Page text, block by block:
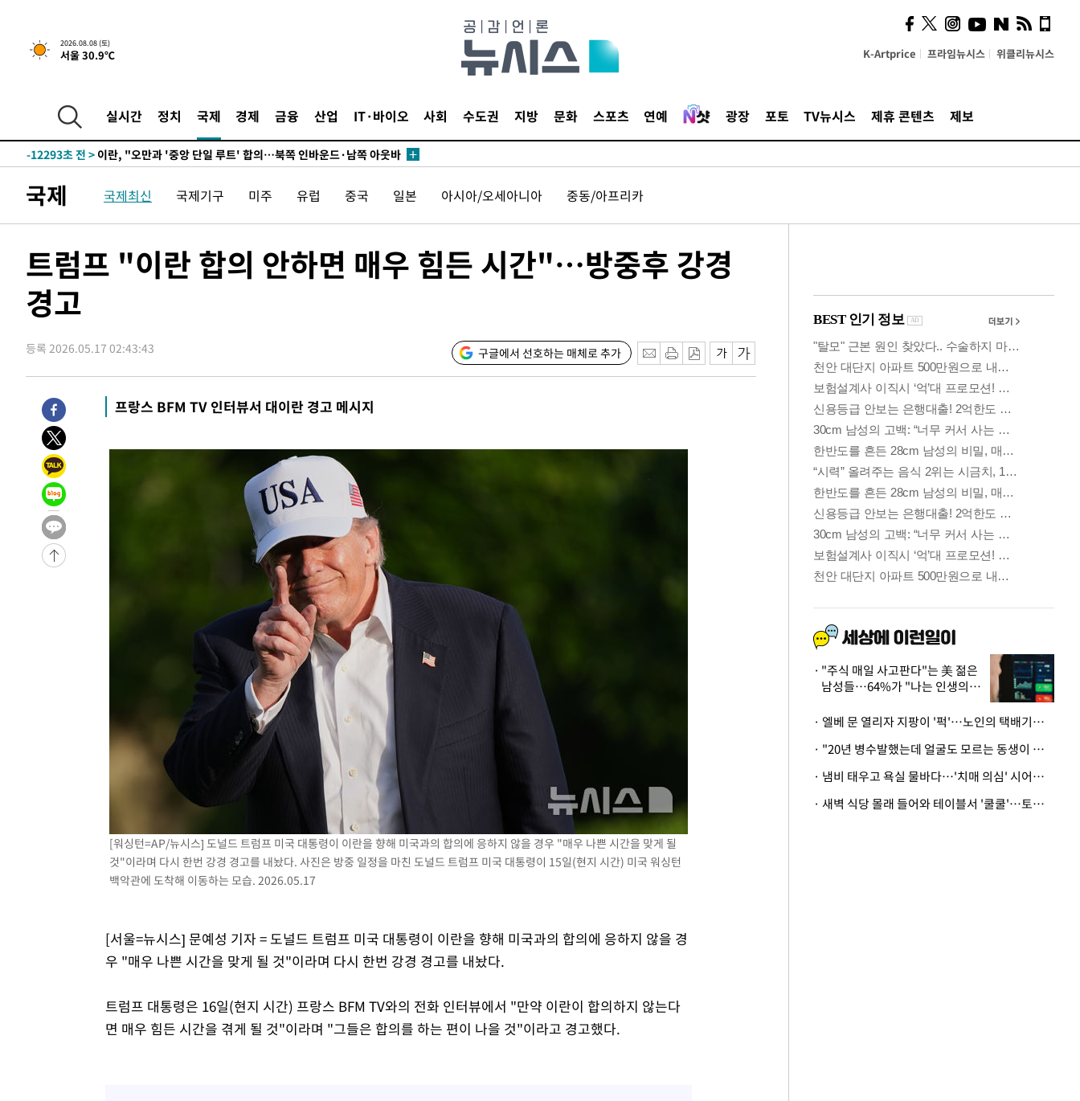
2026.08.08 (토)
서울 30.9℃ K-Artprice 프라임뉴시스 위클리뉴시스
실시간 정치 국제 경제 금융 산업 IT·바이오 사회 수도권 지방 문화 스포츠 연예 광장 포토 TV뉴시스 제휴 콘텐츠 제보
후임
-20758초 전 >이강인, 폭염 속 AT마드리드 첫 훈련…80명 식사 대접까지(종합)
-17897초 전 > 미 사업체 일자리, 7월에 2.3만개 순감하고 그 전 2개월 10.3만개
-13208초 전 >
[속보]이 대통령 "부동산 공급 기존 사고방식 매달리지 말고 과감히
-12293초 전 >
운드는 임시"
-3861초 전 > "낮 기온 소폭 하락"…수도권 폭염중대경보, 폭염경보로 하향
포
-3788초 전 > [단독]중수청 지원 검사들, 정원 초과 시 낮은 계급 임용…희망지 못
갈 수도
-1759초 전 >낮 최고 37도 찜통더위…곳곳 소나기·강원 많은 비[내일날씨]
51분 전 >여자배구 이재영·이다영 자매, 아제르바이잔 투란VC 입단
1시간 전 >외국인 심판 성 접대 7경기 들여다보니…한국 축구 '5승 2무'
1시간 전 >[속보]코스닥, 2.86포인트(0.36%) 내린 798.81마감
1시간 전 >[속보]원·달러 환율, 7.7원 내린 1416.1원 마감
1시간 전 >[속보] 노원서 40.1도 관측…서울, 2018년 이후 첫 40도
1시간 전 >
[속보]종합특검, '계엄 수용공간 확보' 신용해 前교정본부장 기소
2시간 전 >
2시간 전 >
11시간 압수수색에 성접대 파문까지…'쑥대밭' 된 축구협회
2시간 전 >
[속보]규제합리화위원회 부위원장에 김태유 서울대 공대 교수…이병태
후임
-20758초 전 >
이강인, 폭염 속 AT마드리드 첫 훈련…80명 식사 대접까지(종합)
-17897초 전 >
미 사업체 일자리, 7월에 2.3만개 순감하고 그 전 2개월 10.3만개
하향수정 (2보)
-17345초 전 >
[속보] 미 사업체, 일자리 7월에 2.3만 개 줄어…실업률은 4.1%로
-13208초 전 >
[속보]이 대통령 "부동산 공급 기존 사고방식 매달리지 말고 과감히
이란, "오만과 '중앙 단일 루트' 합의…북쪽 인바운드·남쪽 아웃바
"낮 기온 소폭 하락"…수도권 폭염중대경보, 폭염경보로 하향
[속보]이 대통령, '호우피해' 안동·의성 관할 4개 면 특별재난지역 선
[단독]중수청 지원 검사들, 정원 초과 시 낮은 계급 임용…희망지 못
낮 최고 37도 찜통더위…곳곳 소나기·강원 많은 비[내일날씨]
SK하이닉스, 용인·청주 팹에 54조 투자…"AI 메모리 수요 선제 대응"
여자배구 이재영·이다영 자매, 아제르바이잔 투란VC 입단
외국인 심판 성 접대 7경기 들여다보니…한국 축구 '5승 2무'
[속보]코스닥, 2.86포인트(0.36%) 내린 798.81마감
[속보]코스피, 6200선 약보합…0.60% 내린 6258.77에 마쳐
[속보]원·달러 환율, 7.7원 내린 1416.1원 마감
[속보] 노원서 40.1도 관측…서울, 2018년 이후 첫 40도
[속보]종합특검, '계엄 수용공간 확보' 신용해 前교정본부장 기소
외신들도 주목한 韓축구 파문…"국민적 공분에 수사 재개"
국제 국제최신 국제기구 미주 유럽 중국 일본 아시아/오세아니아 중동/아프리카
트럼프 "이란 합의 안하면 매우 힘든 시간"…방중후 강경
경고
등록 2026.05.17 02:43:43 구글에서 선호하는 매체로 추가
프랑스 BFM TV 인터뷰서 대이란 경고 메시지
[워싱턴=AP/뉴시스] 도널드 트럼프 미국 대통령이 이란을 향해 미국과의 합의에 응하지 않을 경우 "매우 나쁜 시간을 맞게 될
것"이라며 다시 한번 강경 경고를 내놨다. 사진은 방중 일정을 마친 도널드 트럼프 미국 대통령이 15일(현지 시간) 미국 워싱턴
백악관에 도착해 이동하는 모습. 2026.05.17
[서울=뉴시스] 문예성 기자 = 도널드 트럼프 미국 대통령이 이란을 향해 미국과의 합의에 응하지 않을 경
우 "매우 나쁜 시간을 맞게 될 것"이라며 다시 한번 강경 경고를 내놨다.
트럼프 대통령은 16일(현지 시간) 프랑스 BFM TV와의 전화 인터뷰에서 "만약 이란이 합의하지 않는다
면 매우 힘든 시간을 겪게 될 것"이라며 "그들은 합의를 하는 편이 나을 것"이라고 경고했다.
시, 스마트폰 액세서리에
NFC 더했다
"주식 매일 사고판다"는 美 젊은
남성들…64%가 "나는 인생의
· 엘베 문 열리자 지팡이 '퍽'…노인의 택배기사 폭행 이유
· "20년 병수발했는데 얼굴도 모르는 동생이 유산 절반을"…배다른 형제 상속권 있을까
· 냄비 태우고 욕실 물바다…'치매 의심' 시어머니 검사 권유했다가 '날벼락'
· 새벽 식당 몰래 들어와 테이블서 '쿨쿨'…토사물 남기고 사라진 남성